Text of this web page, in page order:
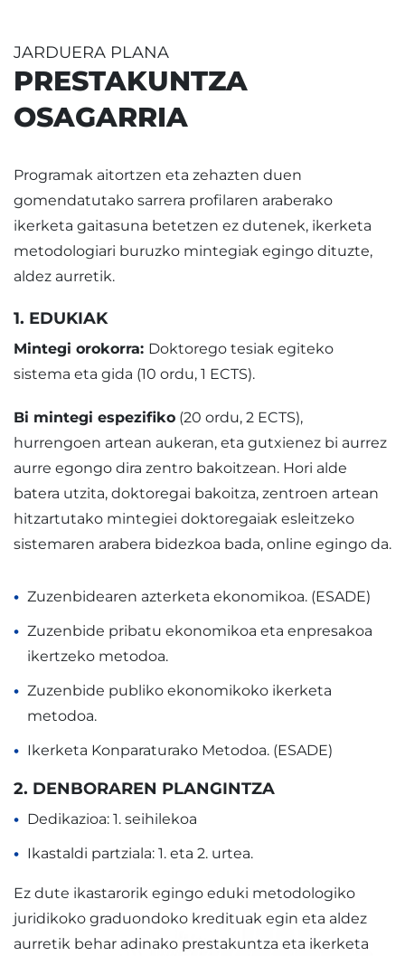
JARDUERA PLANA
PRESTAKUNTZA
OSAGARRIA
Programak aitortzen eta zehazten duen
gomendatutako sarrera profilaren araberako
ikerketa gaitasuna betetzen ez dutenek, ikerketa
metodologiari buruzko mintegiak egingo dituzte,
aldez aurretik.
1. EDUKIAK
Mintegi orokorra: Doktorego tesiak egiteko
sistema eta gida (10 ordu, 1 ECTS).
Bi mintegi espezifiko (20 ordu, 2 ECTS),
hurrengoen artean aukeran, eta gutxienez bi aurrez
aurre egongo dira zentro bakoitzean. Hori alde
batera utzita, doktoregai bakoitza, zentroen artean
hitzartutako mintegiei doktoregaiak esleitzeko
sistemaren arabera bidezkoa bada, online egingo da.
Zuzenbidearen azterketa ekonomikoa. (ESADE)
Zuzenbide pribatu ekonomikoa eta enpresakoa
ikertzeko metodoa.
Zuzenbide publiko ekonomikoko ikerketa
metodoa.
Ikerketa Konparaturako Metodoa. (ESADE)
2. DENBORAREN PLANGINTZA
Dedikazioa: 1. seihilekoa
Ikastaldi partziala: 1. eta 2. urtea.
Ez dute ikastarorik egingo eduki metodologiko
juridikoko graduondoko kredituak egin eta aldez
aurretik behar adinako prestakuntza eta ikerketa